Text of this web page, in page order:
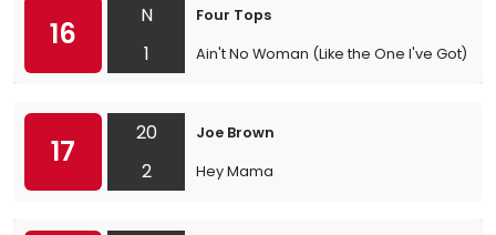
16
N
1
Four Tops
Ain't No Woman (Like the One I've Got)
17
20
2
Joe Brown
Hey Mama